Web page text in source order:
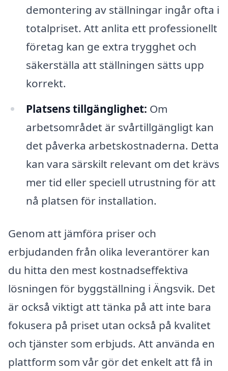
demontering av ställningar ingår ofta i
totalpriset. Att anlita ett professionellt
företag kan ge extra trygghet och
säkerställa att ställningen sätts upp
korrekt.
Platsens tillgänglighet: Om
arbetsområdet är svårtillgängligt kan
det påverka arbetskostnaderna. Detta
kan vara särskilt relevant om det krävs
mer tid eller speciell utrustning för att
nå platsen för installation.
Genom att jämföra priser och
erbjudanden från olika leverantörer kan
du hitta den mest kostnadseffektiva
lösningen för byggställning i Ängsvik. Det
är också viktigt att tänka på att inte bara
fokusera på priset utan också på kvalitet
och tjänster som erbjuds. Att använda en
plattform som vår gör det enkelt att få in